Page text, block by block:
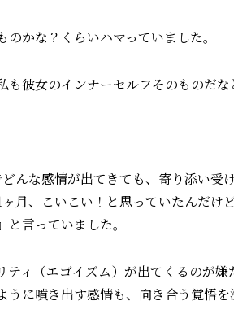
のかな？くらいハマっていました。
も彼女のインナーセルフそのものだな
んな感情が出てきても、寄り添い受
月、こいこい！と思っていたんだけ
と言っていました。
ティ（エゴイズム）が出てくるのが嫌
う に噴き出す感情も、 向き合う覚悟を